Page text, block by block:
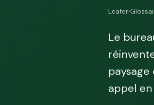
Leafer›
Le
appel